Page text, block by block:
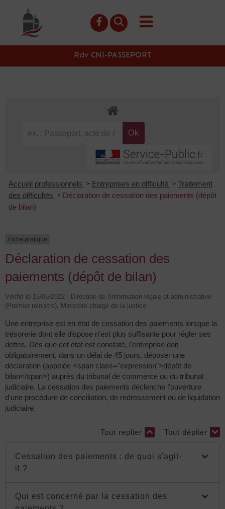
principal
Rdv CNI-PASSEPORT
Accueil professionnels > Entreprises en difficulté > Traitement
des difficultés
> Déclaration de cessation des paiements (dépôt
de bilan)
Fiche pratique
Déclaration de cessation des
paiements (dépôt de bilan)
Vérifié le 15/05/2022 - Direction de l'information légale et administrative
(Premier ministre), Ministère chargé de la justice
Une entreprise est en état de cessation des paiements lorsque la
trésorerie dont elle dispose n'est plus suffisante pour régler ses
dettes. Dès que cet état est constaté, l'entreprise doit
obligatoirement, dans un délai de 45 jours, déposer une
déclaration (appelée <span class="expression">dépôt de
bilan</span>) auprès du tribunal de commerce ou du tribunal
judiciaire. La cessation des paiements déclenche l'ouverture
d'une procédure de conciliation, de redressement ou de liquidation
judiciaire.
Tout replier Tout déplier
Cessation des paiements : de quoi s'agit-
il ?
Qui est concerné par la cessation des